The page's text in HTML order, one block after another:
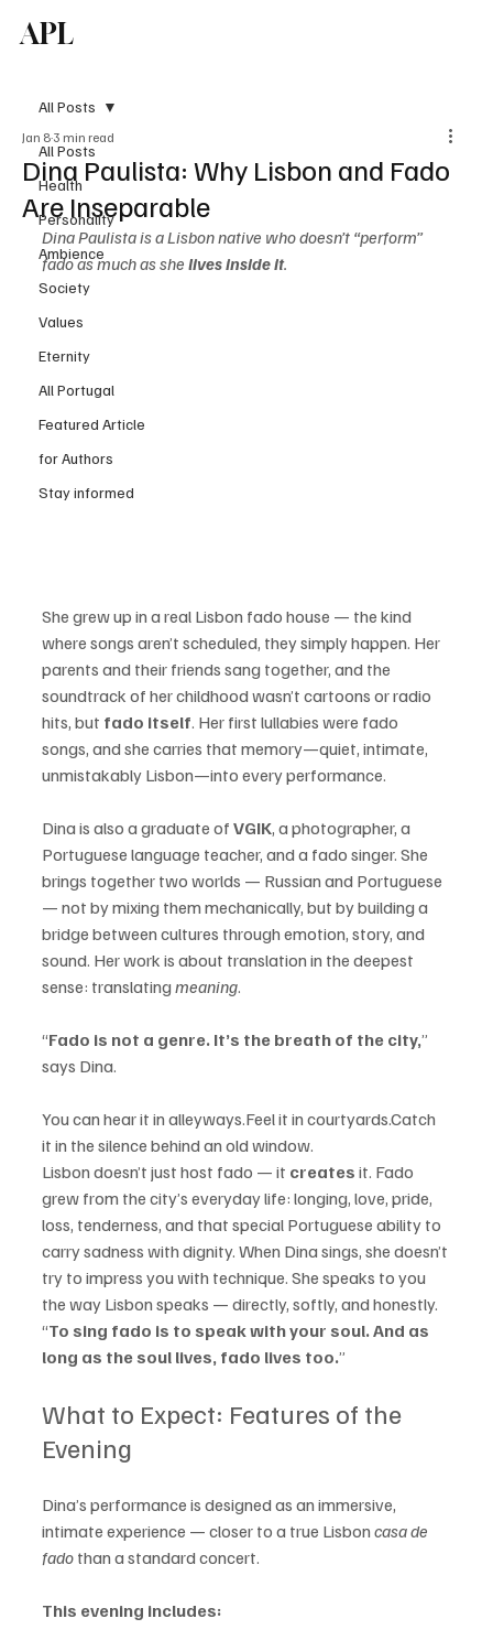
APL
All Posts
Health
Personality
Ambience
Society
Values
Eternity
All Portugal
Featured Article
for Authors
Stay informed
All Posts
Dina Paulista: Why Lisbon and Fado
Are Inseparable
Jan 8 3 min read
Dina Paulista is a Lisbon native who doesn’t “perform”
fado as much as she lives inside it.
She grew up in a real Lisbon fado house — the kind
where songs aren’t scheduled, they simply happen. Her
parents and their friends sang together, and the
soundtrack of her childhood wasn’t cartoons or radio
hits, but fado itself. Her first lullabies were fado
songs, and she carries that memory—quiet, intimate,
unmistakably Lisbon—into every performance.
Dina is also a graduate of VGIK, a photographer, a
Portuguese language teacher, and a fado singer. She
brings together two worlds — Russian and Portuguese
— not by mixing them mechanically, but by building a
bridge between cultures through emotion, story, and
sound. Her work is about translation in the deepest
sense: translating meaning.
“Fado is not a genre. It’s the breath of the city,”
says Dina.
You can hear it in alleyways.Feel it in courtyards.Catch
it in the silence behind an old window.
Lisbon doesn’t just host fado — it creates it. Fado
grew from the city’s everyday life: longing, love, pride,
loss, tenderness, and that special Portuguese ability to
carry sadness with dignity. When Dina sings, she doesn’t
try to impress you with technique. She speaks to you
the way Lisbon speaks — directly, softly, and honestly.
“To sing fado is to speak with your soul. And as
long as the soul lives, fado lives too.”
What to Expect: Features of the
Evening
Dina’s performance is designed as an immersive,
intimate experience — closer to a true Lisbon casa de
fado than a standard concert.
This evening includes: